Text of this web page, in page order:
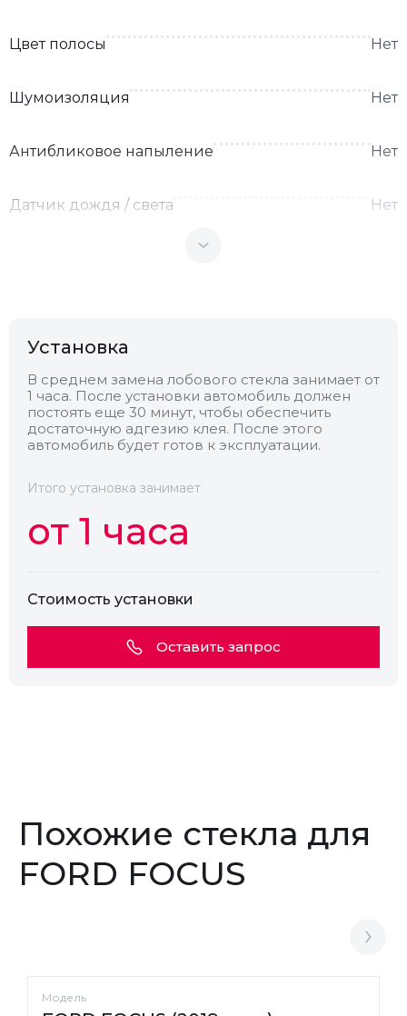
Цвет полосы Нет
Шумоизоляция Нет
Антибликовое напыление Нет
Датчик дождя / света Нет
Обогрев
Установка
В среднем замена лобового стекла занимает от
1 часа. После установки автомобиль должен
постоять еще 30 минут, чтобы обеспечить
достаточную адгезию клея. После этого
автомобиль будет готов к эксплуатации.
Итого установка занимает
от 1 часа
Стоимость установки
Оставить запрос
Похожие стекла для
FORD FOCUS
Модель